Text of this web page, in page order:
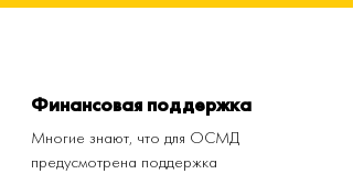
Финансовая поддержка
Многие знают, что для ОСМД
предусмотрена поддержка